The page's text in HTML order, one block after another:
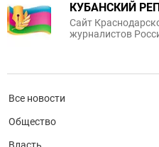
КУБАНСКИЙ
Сайт
журналистов
Все новости
Общество
Власть